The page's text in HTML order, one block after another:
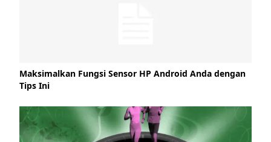
Maksimalkan Fungsi Sensor HP Android Anda dengan
Tips Ini